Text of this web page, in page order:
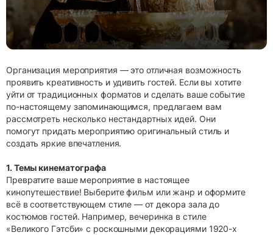
Организация мероприятия — это отличная возможность
проявить креативность и удивить гостей. Если вы хотите
уйти от традиционных форматов и сделать ваше событие
по-настоящему запоминающимся, предлагаем вам
рассмотреть несколько нестандартных идей. Они
помогут придать мероприятию оригинальный стиль и
создать яркие впечатления.
1. Темы кинематографа
Превратите ваше мероприятие в настоящее
кинопутешествие! Выберите фильм или жанр и оформите
всё в соответствующем стиле — от декора зала до
костюмов гостей. Например, вечеринка в стиле
«Великого Гэтсби» с роскошными декорациями 1920-х